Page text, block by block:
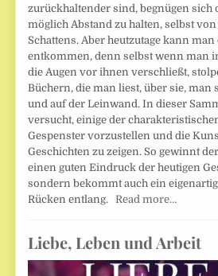
zurückhaltender sind, begnügen sich
möglich Abstand zu halten, selbst
Schattens. Aber heutzutage kann
entkommen, denn selbst wenn man
die Augen vor ihnen verschließt,
Büchern, die man liest, über sie, man
und auf der Leinwand. In dieser
versucht, einige der
Gespenster vorzustellen und die
Geschichten zu zeigen. So gewinnt
einen guten Eindruck der heutigen
sondern bekommt auch ein
Rücken entlang.Read more…
Liebe, Leben und Arbeit